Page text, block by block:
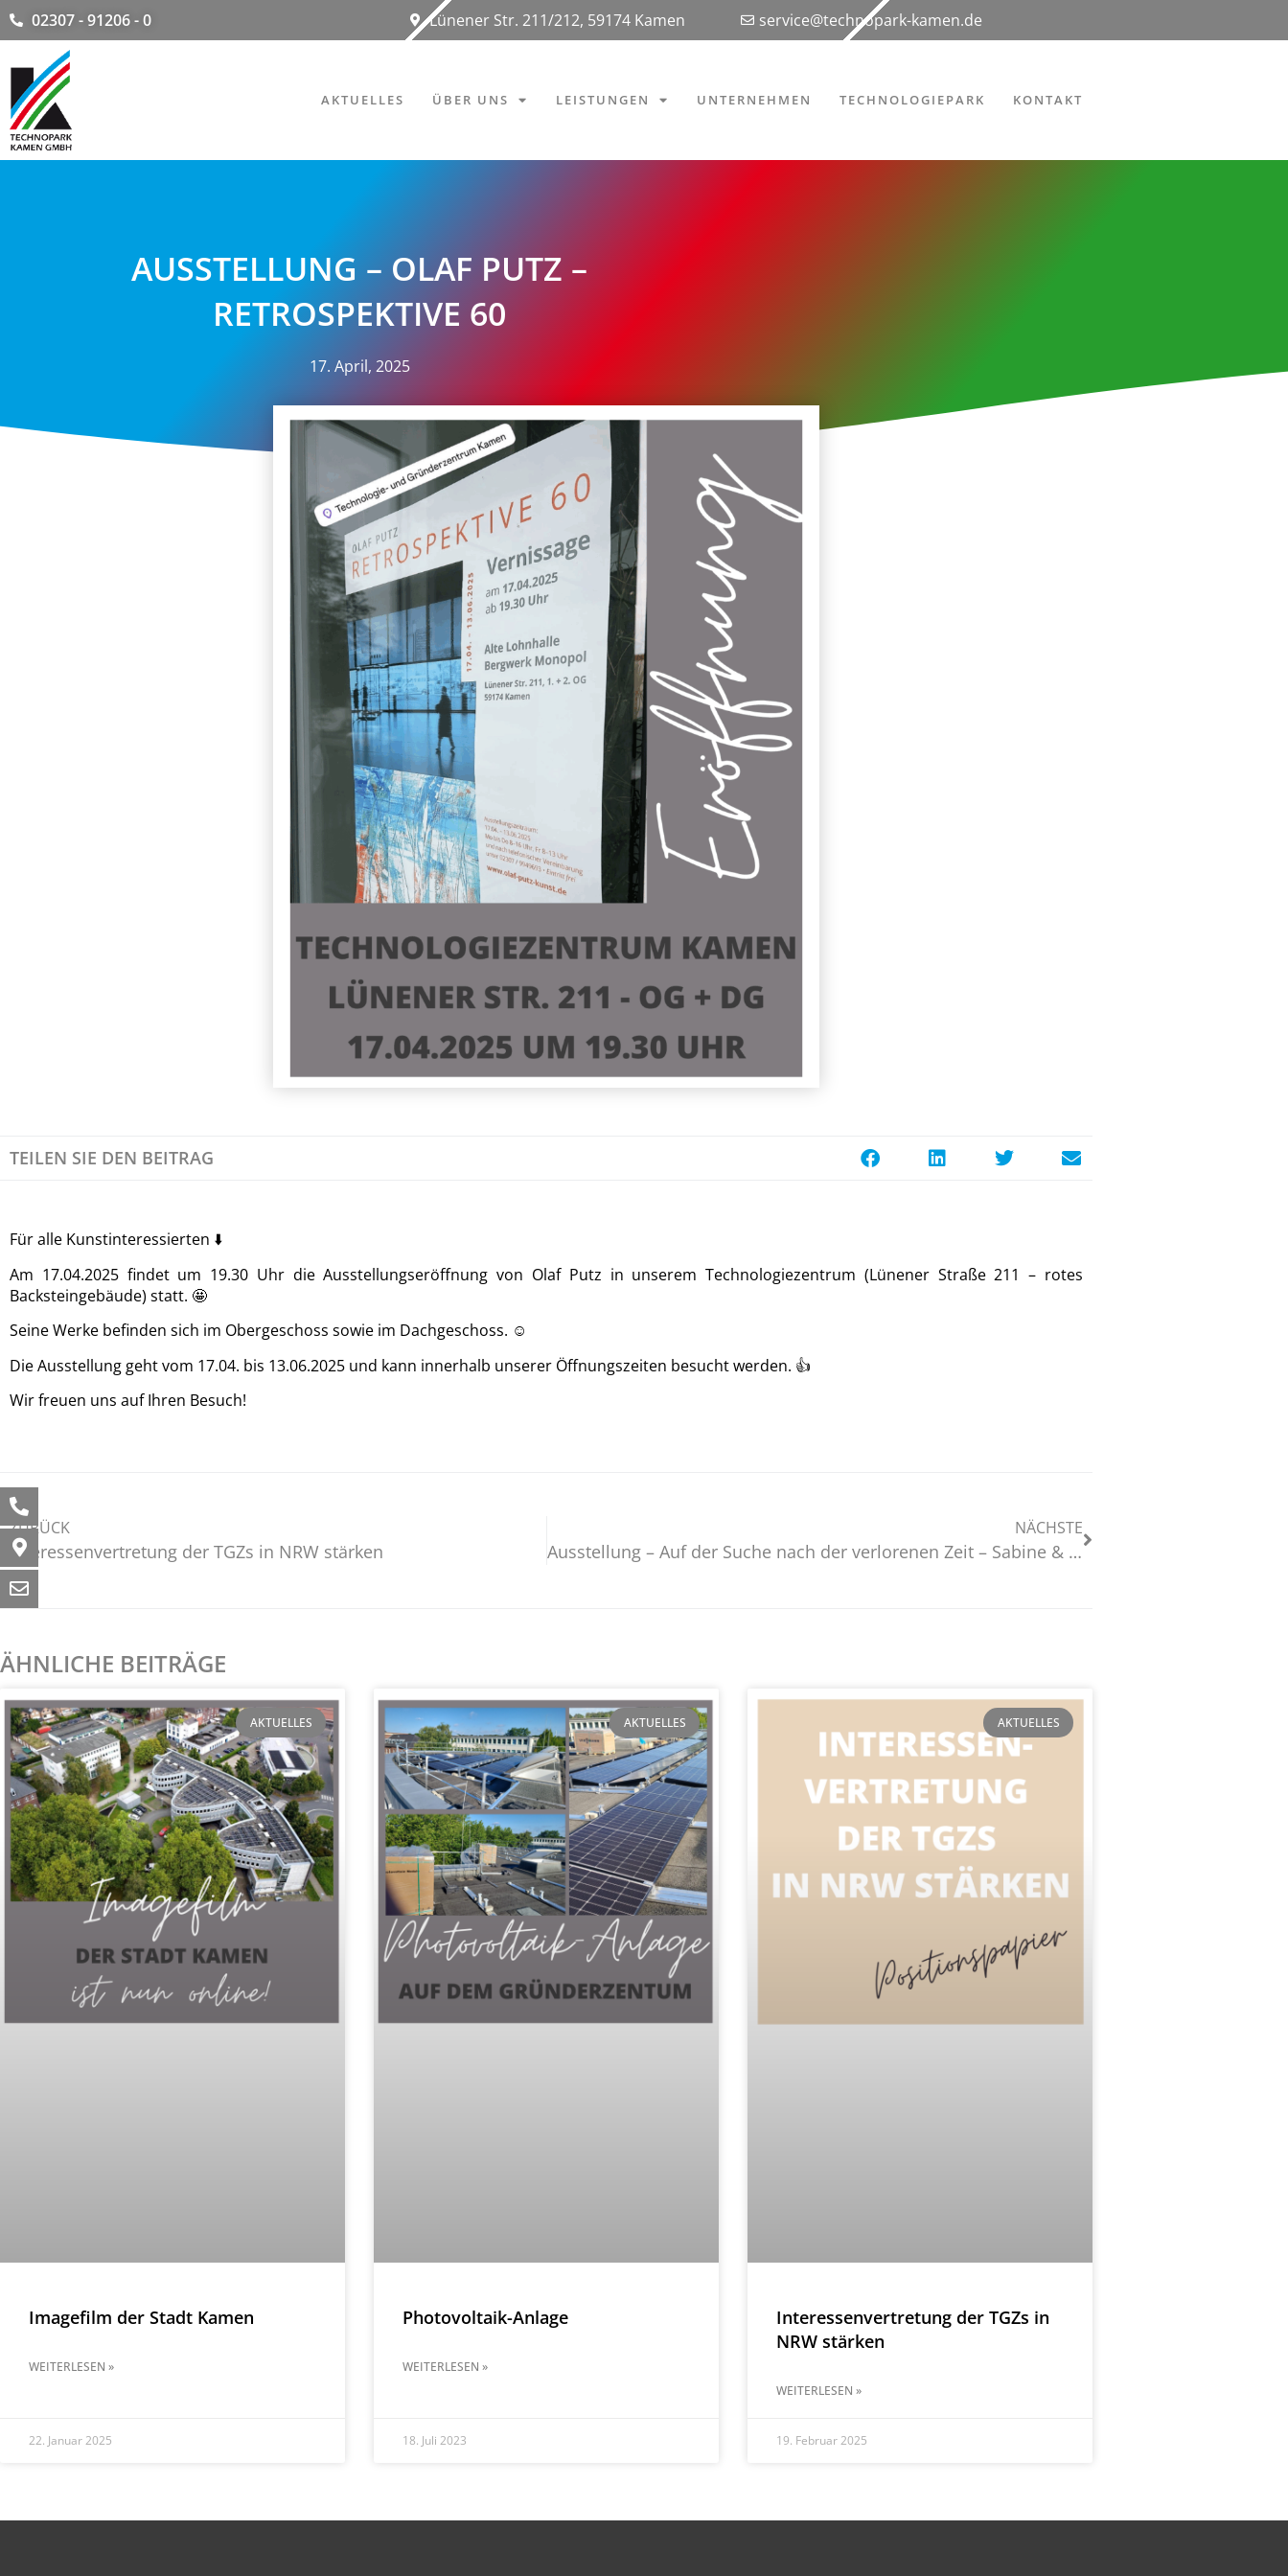
02307 - 91206 - 0 Lünener Str. 211/212, 59174 Kamen service@technopark-kamen.de
AKTUELLES ÜBER UNS LEISTUNGEN UNTERNEHMEN TECHNOLOGIEPARK KONTAKT
AUSSTELLUNG – OLAF PUTZ –
RETROSPEKTIVE 60
17. April, 2025
TEILEN SIE DEN BEITRAG
Für alle Kunstinteressierten ⬇️
Am 17.04.2025 findet um 19.30 Uhr die Ausstellungseröffnung von Olaf Putz in unserem Technologiezentrum (Lünener Straße 211 – rotes
Backsteingebäude) statt. 🤩
Seine Werke befinden sich im Obergeschoss sowie im Dachgeschoss. ☺️
Die Ausstellung geht vom 17.04. bis 13.06.2025 und kann innerhalb unserer Öffnungszeiten besucht werden. 👍
Wir freuen uns auf Ihren Besuch!
ZURÜCK
Interessenvertretung der TGZs in NRW stärken
NÄCHSTE
Ausstellung – Auf der Suche nach der verlorenen Zeit – Sabine & Oliver Christmann
ÄHNLICHE BEITRÄGE
AKTUELLES
Imagefilm der Stadt Kamen
WEITERLESEN »
22. Januar 2025
AKTUELLES
Photovoltaik-Anlage
WEITERLESEN »
18. Juli 2023
AKTUELLES
Interessenvertretung der TGZs in
NRW stärken
WEITERLESEN »
19. Februar 2025